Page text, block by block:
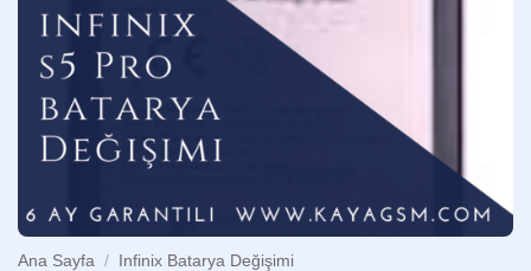
Ana Sayfa / Infinix Batarya Değişimi